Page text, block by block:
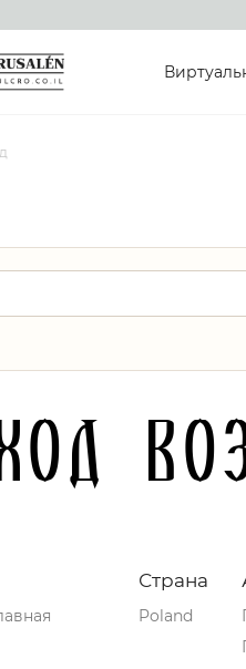
Страна
Poland